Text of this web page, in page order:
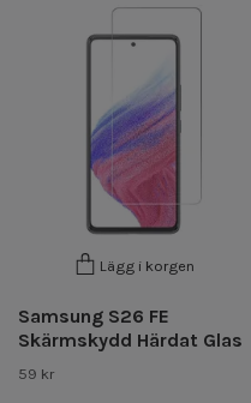
Lägg i korgen
Samsung S26 FE
Skärmskydd Härdat Glas
59 kr